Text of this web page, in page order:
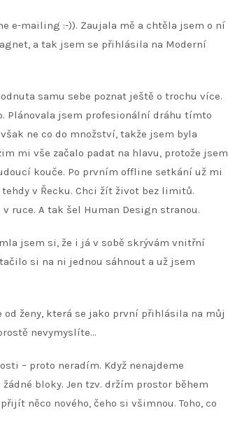
e-mailing :-)). Zaujala mě a chtěla jsem o ní
a tak jsem se přihlásila na Moderní
samu sebe poznat ještě o trochu více.
Plánovala jsem profesionální dráhu tímto
ne co do množství, takže jsem byla
mi vše začalo padat na hlavu, protože jsem
kouče. Po prvním offline setkání už mi
v Řecku. Chci žít život bez limitů.
ruce. A tak šel Human Design stranou.
jsem si, že i já v sobě skrývám vnitřní
si na ni jednou sáhnout a už jsem
ženy, která se jako první přihlásila na můj
nevymyslíte…
– proto neradím. Když nenajdeme
bloky. Jen tzv. držím prostor během
něco nového, čeho si všimnou. Toho, co